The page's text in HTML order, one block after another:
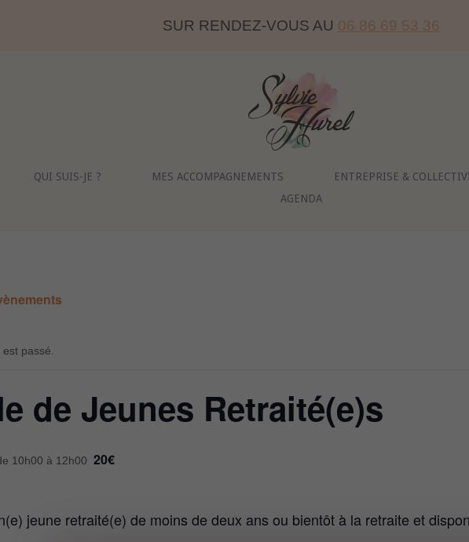
SUR RENDEZ-VOUS AU 06 86 69 53 36
Home
QUI SUIS-JE ? MES ACCOMPAGNEMENTS ENTREPRISE &
AGENDA
passé.
de Jeunes Retraité(e)s
10h00 à 12h00 20€
jeune retraité(e) de moins de deux ans ou bientôt à la retraite et